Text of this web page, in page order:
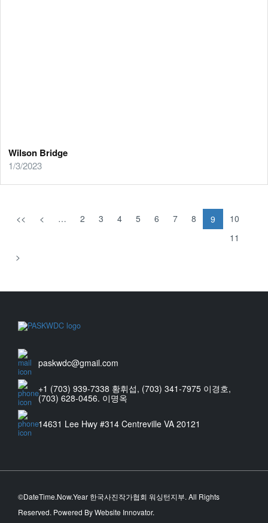
Wilson Bridge
1/3/2023
<< < … 2 3 4 5 6 7 8 9
10
11
>
paskwdc@gmail.com
+1 (703) 939-7338 황휘섭, (703) 341-7975 이경호,
(703) 628-0456. 이명옥
14631 Lee Hwy #314 Centreville VA 20121
©DateTime.Now.Year 한국사진작가협회 워싱턴지부. All Rights
Reserved. Powered By Website Innovator.